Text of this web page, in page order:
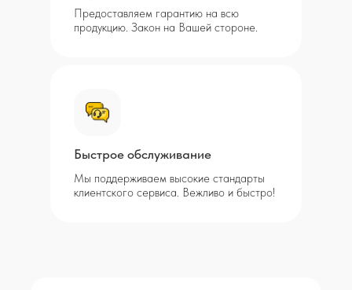
Предоставляем гарантию на всю
продукцию. Закон на Вашей стороне.
Быстрое обслуживание
Мы поддерживаем высокие стандарты
клиентского сервиса. Вежливо и быстро!